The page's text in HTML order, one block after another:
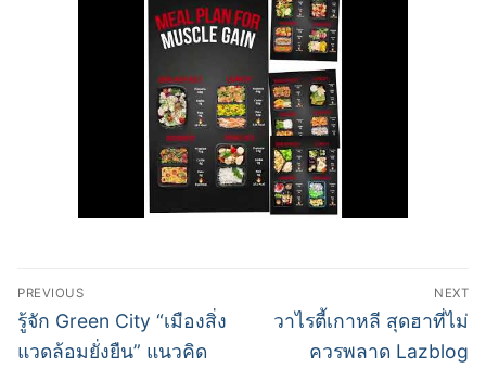
Post
navigation
PREVIOUS
Previous
post:
รู้จัก Green City “เมืองสิ่ง
แวดล้อมยั่งยืน” แนวคิด
NEXT
Next
post:
วาไรตี้เกาหลี สุดฮาที่ไม่
ควรพลาด Lazblog